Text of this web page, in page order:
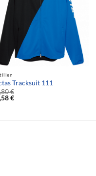
Tracksuit 111
€
€